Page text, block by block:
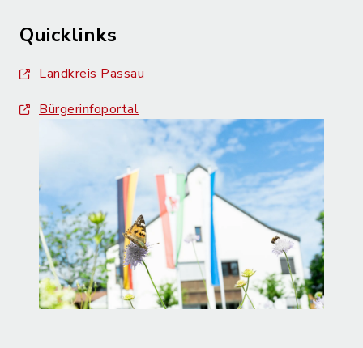
Quicklinks
Landkreis Passau
Bürgerinfoportal